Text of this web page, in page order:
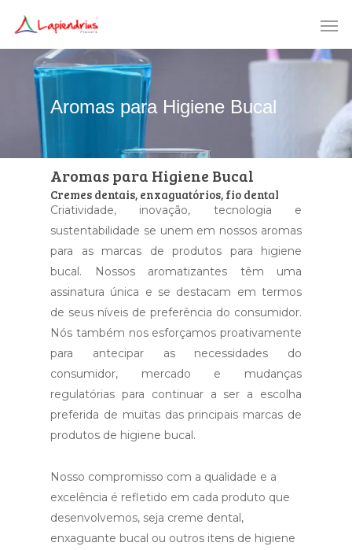
Aromas para Higiene Bucal
Aromas para Higiene Bucal
Cremes dentais, enxaguatórios, fio dental
Criatividade, inovação, tecnologia e
sustentabilidade se unem em nossos aromas
para as marcas de produtos para higiene
bucal. Nossos aromatizantes têm uma
assinatura única e se destacam em termos
de seus níveis de preferência do consumidor.
Nós também nos esforçamos proativamente
para antecipar as necessidades do
consumidor, mercado e mudanças
regulatórias para continuar a ser a escolha
preferida de muitas das principais marcas de
produtos de higiene bucal.
Nosso compromisso com a qualidade e a
excelência é refletido em cada produto que
desenvolvemos, seja creme dental,
enxaguante bucal ou outros itens de higiene